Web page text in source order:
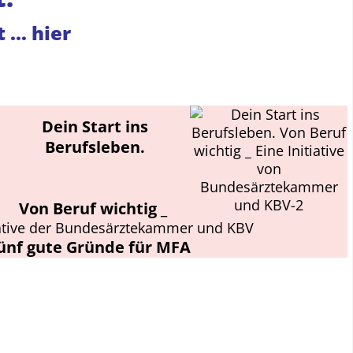
... hier
Dein Start ins
Berufsleben.
Von Beruf wichtig _
der Bundesärztekammer und KBV
gute Gründe für MFA